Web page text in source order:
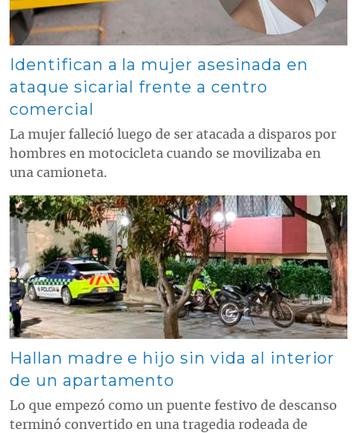
Identifican a la mujer asesinada en
ataque sicarial frente a centro
comercial
La mujer falleció luego de ser atacada a disparos por
hombres en motocicleta cuando se movilizaba en
una camioneta.
Contenido multimedia principal
Hallan madre e hijo sin vida al interior
de un apartamento
Lo que empezó como un puente festivo de descanso
terminó convertido en una tragedia rodeada de